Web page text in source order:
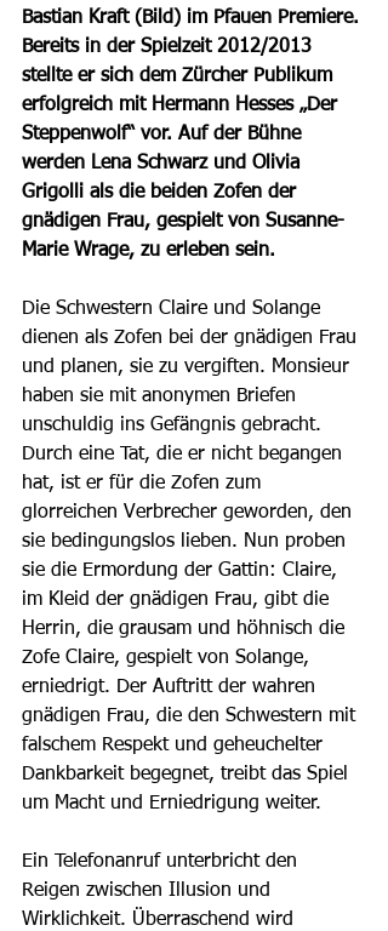
Bastian Kraft (Bild) im Pfauen Premiere.
Bereits in der Spielzeit 2012/2013
stellte er sich dem Zürcher Publikum
erfolgreich mit Hermann Hesses „Der
Steppenwolf“ vor. Auf der Bühne
werden Lena Schwarz und Olivia
Grigolli als die beiden Zofen der
gnädigen Frau, gespielt von Susanne-
Marie Wrage, zu erleben sein.
Die Schwestern Claire und Solange
dienen als Zofen bei der gnädigen Frau
und planen, sie zu vergiften. Monsieur
haben sie mit anonymen Briefen
unschuldig ins Gefängnis gebracht.
Durch eine Tat, die er nicht begangen
hat, ist er für die Zofen zum
glorreichen Verbrecher geworden, den
sie bedingungslos lieben. Nun proben
sie die Ermordung der Gattin: Claire,
im Kleid der gnädigen Frau, gibt die
Herrin, die grausam und höhnisch die
Zofe Claire, gespielt von Solange,
erniedrigt. Der Auftritt der wahren
gnädigen Frau, die den Schwestern mit
falschem Respekt und geheuchelter
Dankbarkeit begegnet, treibt das Spiel
um Macht und Erniedrigung weiter.
Ein Telefonanruf unterbricht den
Reigen zwischen Illusion und
Wirklichkeit. Überraschend wird